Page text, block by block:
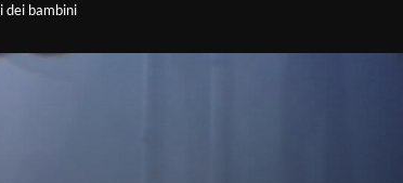
dei bambini